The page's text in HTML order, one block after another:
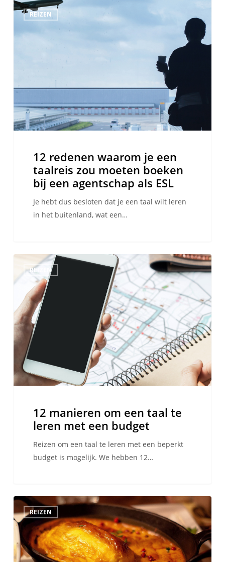
12
redenen
waarom
moeten
boeken
bij
REIZEN
12 redenen waarom je een
taalreis zou moeten boeken
bij een agentschap als ESL
Je hebt dus besloten dat je een taal wilt leren
in het buitenland, wat een…
manieren
om
een
taal
te
leren
met
een
budget
REIZEN
12 manieren om een taal te
leren met een budget
Reizen om een taal te leren met een beperkt
budget is mogelijk. We hebben 12…
Esl-
Lokale
tips
voor
de
REIZEN